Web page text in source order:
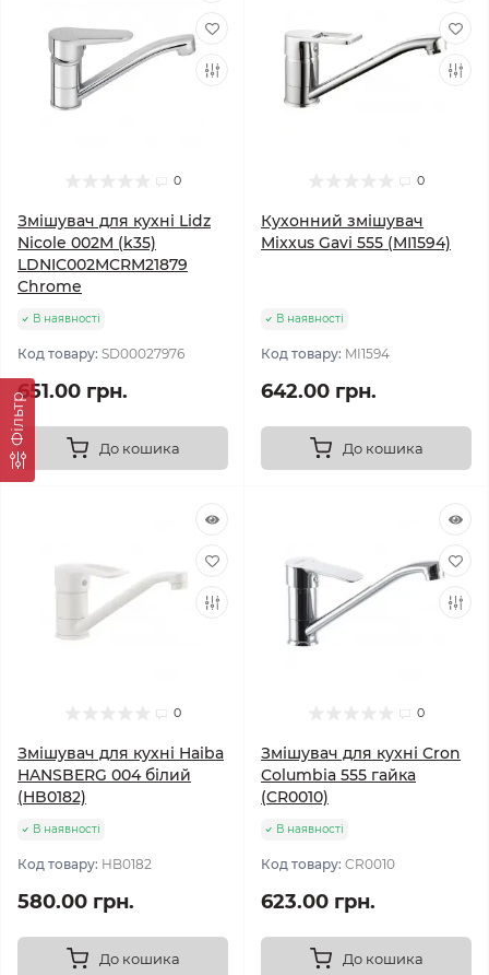
Фільтр
0
Змішувач для кухні Lidz
Nicole 002M (k35)
LDNIC002MCRM21879
Chrome
В наявності
Код товару: SD00027976
651.00 грн.
До кошика
0
Кухонний змішувач
Mixxus Gavi 555 (MI1594)
В наявності
Код товару: MI1594
642.00 грн.
До кошика
0
Змішувач для кухні Haiba
HANSBERG 004 білий
(HB0182)
В наявності
Код товару: HB0182
580.00 грн.
До кошика
0
Змішувач для кухні Cron
Columbia 555 гайка
(CR0010)
В наявності
Код товару: CR0010
623.00 грн.
До кошика